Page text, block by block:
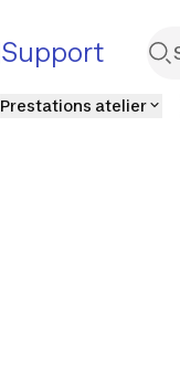
Support
Prestations atelier